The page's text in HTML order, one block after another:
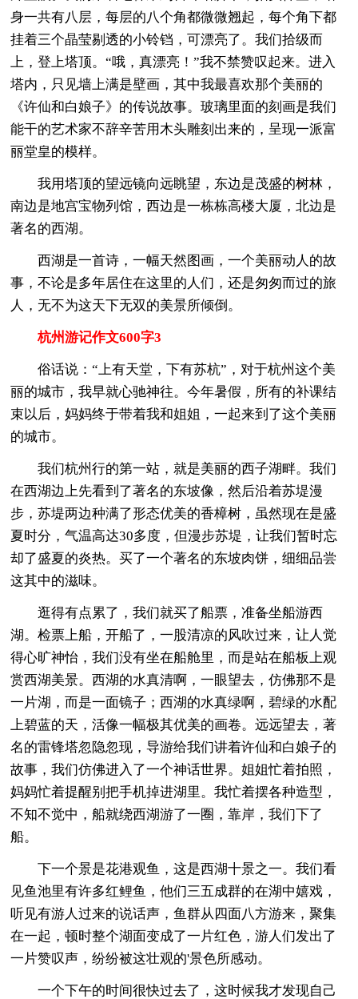
身一共有八层，每层的八个角都微微翘起，每个角下都
挂着三个晶莹剔透的小铃铛，可漂亮了。我们拾级而
上，登上塔顶。“哦，真漂亮！”我不禁赞叹起来。进入
塔内，只见墙上满是壁画，其中我最喜欢那个美丽的
《许仙和白娘子》的传说故事。玻璃里面的刻画是我们
能干的艺术家不辞辛苦用木头雕刻出来的，呈现一派富
丽堂皇的模样。
我用塔顶的望远镜向远眺望，东边是茂盛的树林，
南边是地宫宝物列馆，西边是一栋栋高楼大厦，北边是
著名的西湖。
西湖是一首诗，一幅天然图画，一个美丽动人的故
事，不论是多年居住在这里的人们，还是匆匆而过的旅
人，无不为这天下无双的美景所倾倒。
杭州游记作文600字3
俗话说：“上有天堂，下有苏杭”，对于杭州这个美
丽的城市，我早就心驰神往。今年暑假，所有的补课结
束以后，妈妈终于带着我和姐姐，一起来到了这个美丽
的城市。
我们杭州行的第一站，就是美丽的西子湖畔。我们
在西湖边上先看到了著名的东坡像，然后沿着苏堤漫
步，苏堤两边种满了形态优美的香樟树，虽然现在是盛
夏时分，气温高达30多度，但漫步苏堤，让我们暂时忘
却了盛夏的炎热。买了一个著名的东坡肉饼，细细品尝
这其中的滋味。
逛得有点累了，我们就买了船票，准备坐船游西
湖。检票上船，开船了，一股清凉的风吹过来，让人觉
得心旷神怡，我们没有坐在船舱里，而是站在船板上观
赏西湖美景。西湖的水真清啊，一眼望去，仿佛那不是
一片湖，而是一面镜子；西湖的水真绿啊，碧绿的水配
上碧蓝的天，活像一幅极其优美的画卷。远远望去，著
名的雷锋塔忽隐忽现，导游给我们讲着许仙和白娘子的
故事，我们仿佛进入了一个神话世界。姐姐忙着拍照，
妈妈忙着提醒别把手机掉进湖里。我忙着摆各种造型，
不知不觉中，船就绕西湖游了一圈，靠岸，我们下了
船。
下一个景是花港观鱼，这是西湖十景之一。我们看
见鱼池里有许多红鲤鱼，他们三五成群的在湖中嬉戏，
听见有游人过来的说话声，鱼群从四面八方游来，聚集
在一起，顿时整个湖面变成了一片红色，游人们发出了
一片赞叹声，纷纷被这壮观的'景色所感动。
一个下午的时间很快过去了，这时候我才发现自己